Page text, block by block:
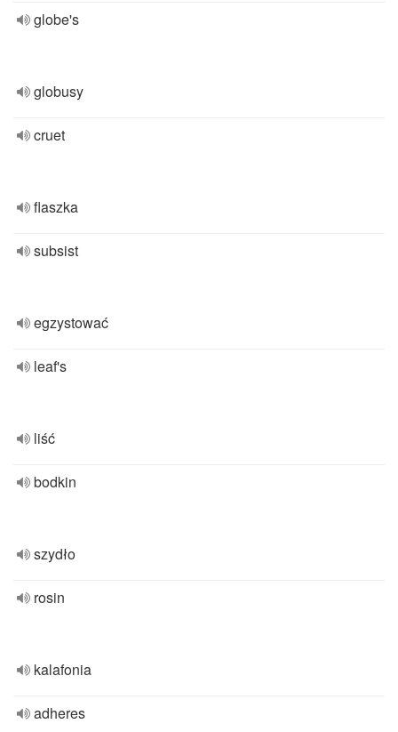
globe's
globusy
cruet
flaszka
subsist
egzystować
leaf's
liść
bodkin
szydło
rosin
kalafonia
adheres